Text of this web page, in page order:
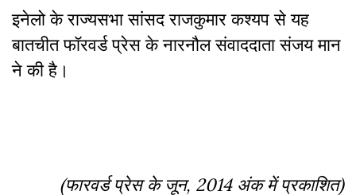
इनेलो के राज्यसभा सांसद राजकुमार कश्यप से यह
बातचीत फॉरवर्ड प्रेस के नारनौल संवाददाता संजय मान
ने की है।
(फारवर्ड प्रेस के जून, 2014 अंक में प्रकाशित)